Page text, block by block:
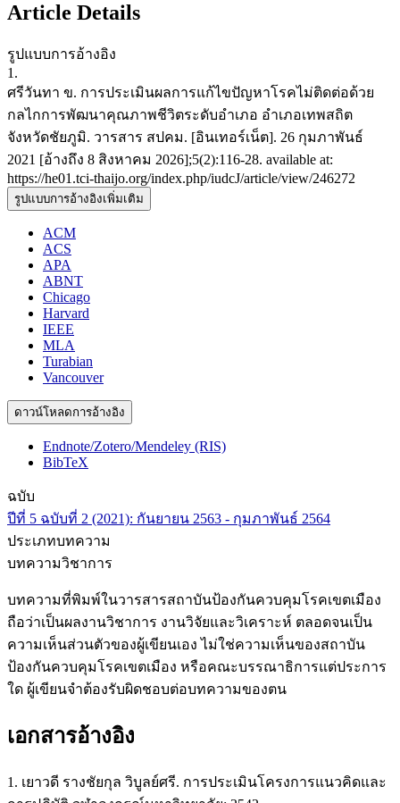
Article Details
รูปแบบการอ้างอิง
1.
ศรีวันทา ข. การประเมินผลการแก้ไขปัญหาโรคไม่ติดต่อด้วย
กลไกการพัฒนาคุณภาพชีวิตระดับอำเภอ อำเภอเทพสถิต
จังหวัดชัยภูมิ. วารสาร สปคม. [อินเทอร์เน็ต]. 26 กุมภาพันธ์
2021 [อ้างถึง 8 สิงหาคม 2026];5(2):116-28. available at:
https://he01.tci-thaijo.org/index.php/iudcJ/article/view/246272
รูปแบบการอ้างอิงเพิ่มเติม
ACM
ACS
APA
ABNT
Chicago
Harvard
IEEE
MLA
Turabian
Vancouver
ดาวน์โหลดการอ้างอิง
Endnote/Zotero/Mendeley (RIS)
BibTeX
ฉบับ
ปีที่ 5 ฉบับที่ 2 (2021): กันยายน 2563 - กุมภาพันธ์ 2564
ประเภทบทความ
บทความวิชาการ
บทความที่พิมพ์ในวารสารสถาบันป้องกันควบคุมโรคเขตเมือง
ถือว่าเป็นผลงานวิชาการ งานวิจัยและวิเคราะห์ ตลอดจนเป็น
ความเห็นส่วนตัวของผู้เขียนเอง ไม่ใช่ความเห็นของสถาบัน
ป้องกันควบคุมโรคเขตเมือง หรือคณะบรรณาธิการแต่ประการ
ใด ผู้เขียนจำต้องรับผิดชอบต่อบทความของตน
เอกสารอ้างอิง
1. เยาวดี รางชัยกุล วิบูลย์ศรี. การประเมินโครงการแนวคิดและ